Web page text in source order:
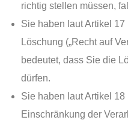
richtig stellen müssen,
Sie haben laut Artikel
Löschung („Recht auf
bedeutet, dass Sie die
dürfen.
Sie haben laut Artikel
Einschränkung der